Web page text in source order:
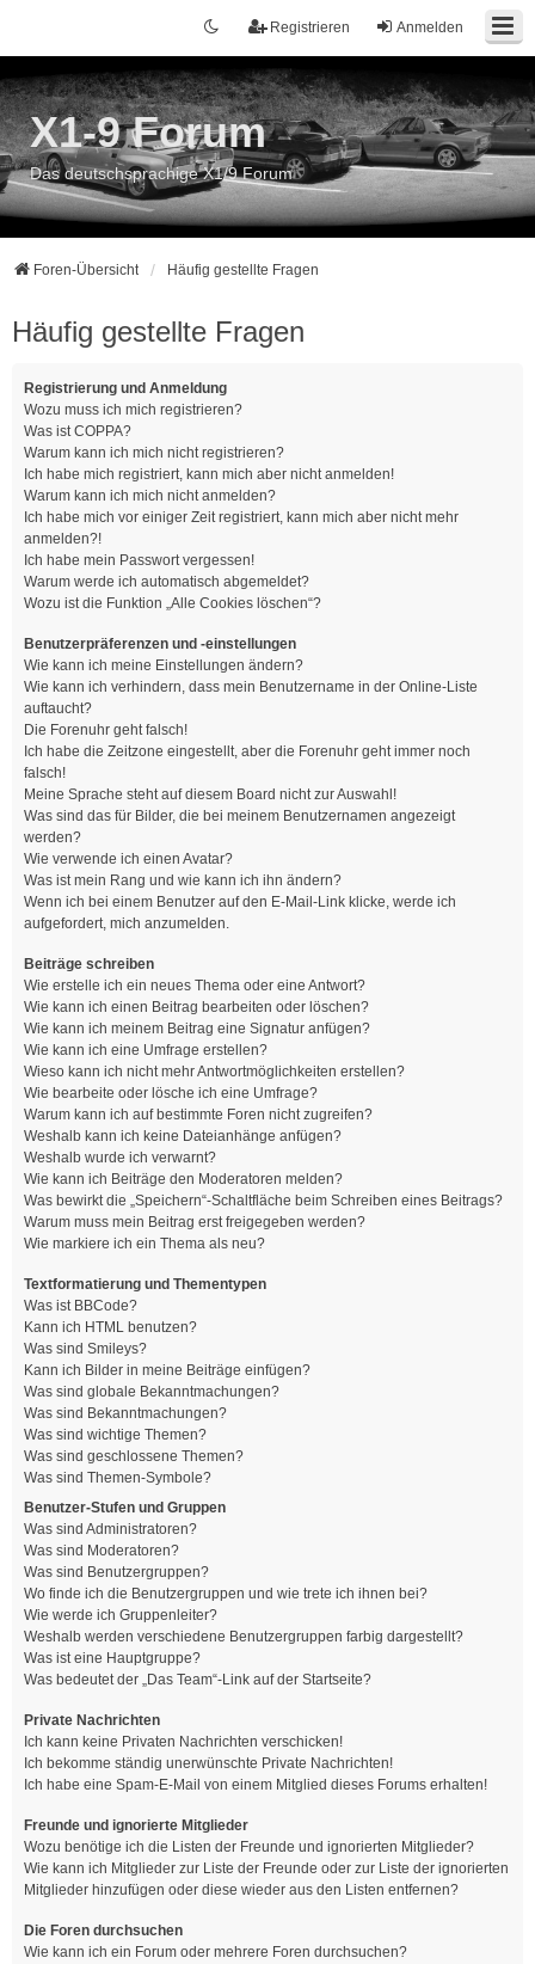
Anmelden
Registrieren
X1-9 Forum
Das deutschsprachige X1/9 Forum
Foren-Übersicht Häufig gestellte Fragen
Häufig gestellte Fragen
Registrierung und Anmeldung
Wozu muss ich mich registrieren?
Was ist COPPA?
Warum kann ich mich nicht registrieren?
Ich habe mich registriert, kann mich aber nicht anmelden!
Warum kann ich mich nicht anmelden?
Ich habe mich vor einiger Zeit registriert, kann mich aber nicht mehr
anmelden?!
Ich habe mein Passwort vergessen!
Warum werde ich automatisch abgemeldet?
Wozu ist die Funktion „Alle Cookies löschen“?
Benutzerpräferenzen und -einstellungen
Wie kann ich meine Einstellungen ändern?
Wie kann ich verhindern, dass mein Benutzername in der Online-Liste
auftaucht?
Die Forenuhr geht falsch!
Ich habe die Zeitzone eingestellt, aber die Forenuhr geht immer noch
falsch!
Meine Sprache steht auf diesem Board nicht zur Auswahl!
Was sind das für Bilder, die bei meinem Benutzernamen angezeigt
werden?
Wie verwende ich einen Avatar?
Was ist mein Rang und wie kann ich ihn ändern?
Wenn ich bei einem Benutzer auf den E-Mail-Link klicke, werde ich
aufgefordert, mich anzumelden.
Beiträge schreiben
Wie erstelle ich ein neues Thema oder eine Antwort?
Wie kann ich einen Beitrag bearbeiten oder löschen?
Wie kann ich meinem Beitrag eine Signatur anfügen?
Wie kann ich eine Umfrage erstellen?
Wieso kann ich nicht mehr Antwortmöglichkeiten erstellen?
Wie bearbeite oder lösche ich eine Umfrage?
Warum kann ich auf bestimmte Foren nicht zugreifen?
Weshalb kann ich keine Dateianhänge anfügen?
Weshalb wurde ich verwarnt?
Wie kann ich Beiträge den Moderatoren melden?
Was bewirkt die „Speichern“-Schaltfläche beim Schreiben eines Beitrags?
Warum muss mein Beitrag erst freigegeben werden?
Wie markiere ich ein Thema als neu?
Textformatierung und Thementypen
Was ist BBCode?
Kann ich HTML benutzen?
Was sind Smileys?
Kann ich Bilder in meine Beiträge einfügen?
Was sind globale Bekanntmachungen?
Was sind Bekanntmachungen?
Was sind wichtige Themen?
Was sind geschlossene Themen?
Was sind Themen-Symbole?
Benutzer-Stufen und Gruppen
Was sind Administratoren?
Was sind Moderatoren?
Was sind Benutzergruppen?
Wo finde ich die Benutzergruppen und wie trete ich ihnen bei?
Wie werde ich Gruppenleiter?
Weshalb werden verschiedene Benutzergruppen farbig dargestellt?
Was ist eine Hauptgruppe?
Was bedeutet der „Das Team“-Link auf der Startseite?
Private Nachrichten
Ich kann keine Privaten Nachrichten verschicken!
Ich bekomme ständig unerwünschte Private Nachrichten!
Ich habe eine Spam-E-Mail von einem Mitglied dieses Forums erhalten!
Freunde und ignorierte Mitglieder
Wozu benötige ich die Listen der Freunde und ignorierten Mitglieder?
Wie kann ich Mitglieder zur Liste der Freunde oder zur Liste der ignorierten
Mitglieder hinzufügen oder diese wieder aus den Listen entfernen?
Die Foren durchsuchen
Wie kann ich ein Forum oder mehrere Foren durchsuchen?